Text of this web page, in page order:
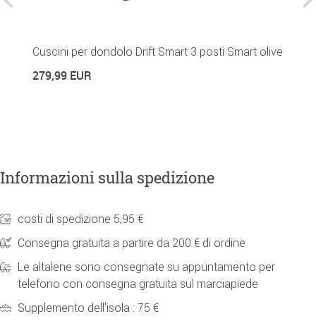
Cuscini per dondolo Drift Smart 3 posti Smart olive
279,99 EUR
Informazioni sulla spedizione
costi di spedizione 5,95 €
Consegna gratuita a partire da 200 € di ordine
Le altalene sono consegnate su appuntamento per
telefono con consegna gratuita sul marciapiede
Supplemento dell'isola : 75 €